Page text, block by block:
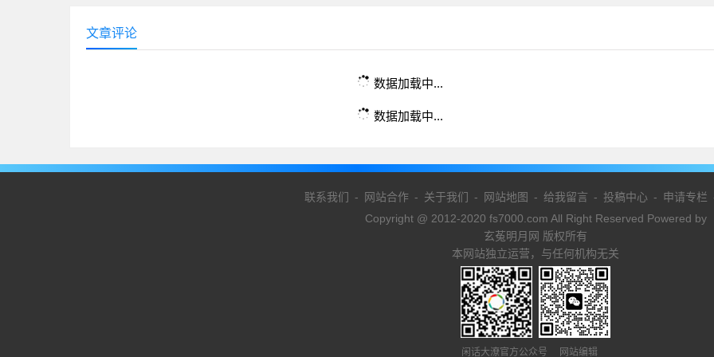
文章评论
数据加载中...
数据加载中...
联系我们 - 网站合作- 关于我们 - 网站地图 - 给我留言 - 投稿中心- 申请专栏
Copyright @ 2012-2020 fs7000.com All Right Reserved Powered by
玄菟明月网 版权所有
本网站独立运营，与任何机构无关
闲话大潦官方公众号 网站编辑